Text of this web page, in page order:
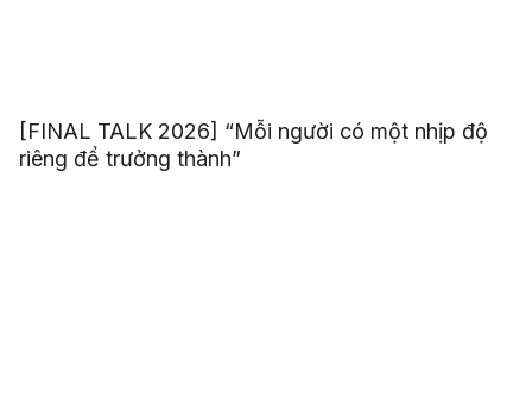
[FINAL TALK 2026] “Mỗi người có một nhịp độ
riêng để trưởng thành”